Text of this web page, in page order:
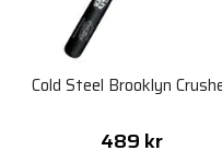
Cold Steel Brooklyn
489 kr